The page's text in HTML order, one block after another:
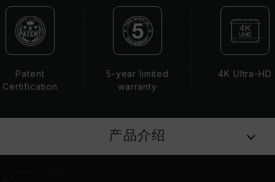
Patent
Certification
5-year limited
warranty
4K Ultra-HD
产品介绍